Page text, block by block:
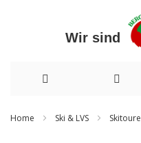
Wir
Home Ski & LVS